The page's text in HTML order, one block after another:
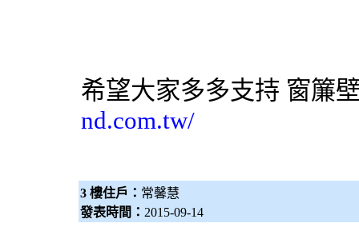
希望大家多多支持 窗簾
nd.com.tw/
3 樓住戶： 常馨慧
發表時間： 2015-09-14